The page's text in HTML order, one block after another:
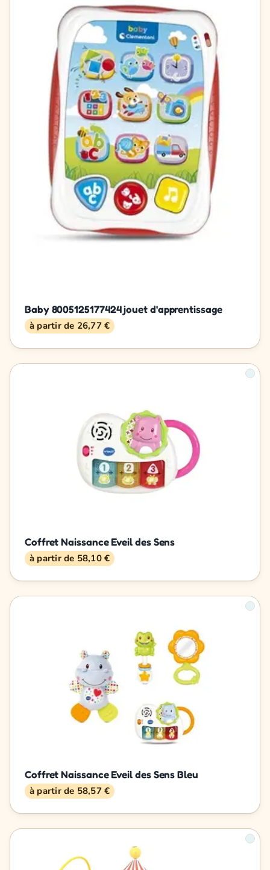
Baby 8005125177424 jouet d'apprentissage
à partir de 26,77 €
Coffret Naissance Eveil des Sens
à partir de 58,10 €
Coffret Naissance Eveil des Sens Bleu
à partir de 58,57 €